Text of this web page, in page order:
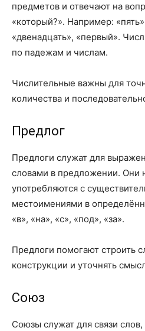
предметов и отвечают на
«который?». Например:
«двенадцать», «первый».
по падежам и числам.
Числительные важны для
количества и
Предлог
Предлоги служат для
словами в предложении. Они
употребляются с
местоимениями в
«в», «на», «с», «под», «за».
Предлоги помогают строить
конструкции и уточнять
Союз
Союзы служат для связи